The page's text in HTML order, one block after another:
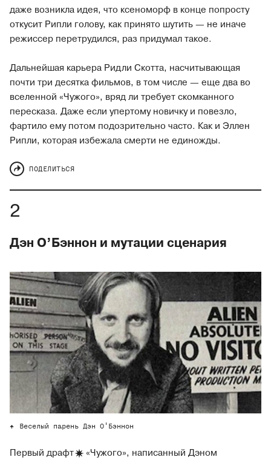
даже возникла идея, что ксеноморф в конце попросту
откусит Рипли голову, как принято шутить — не иначе
режиссер перетрудился, раз придумал такое.
Дальнейшая карьера Ридли Скотта, насчитывающая
почти три десятка фильмов, в том числе — еще два во
вселенной «Чужого», вряд ли требует скомканного
пересказа. Даже если упертому новичку и повезло,
фартило ему потом подозрительно часто. Как и Эллен
Рипли, которая избежала смерти не единожды.
ПОДЕЛИТЬСЯ
Дэн О’Бэннон и мутации сценария
Веселый парень Дэн О'Бэннон
Первый драфт
«Чужого», написанный Дэном